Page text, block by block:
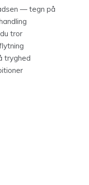
— tegn på
tror
tryghed